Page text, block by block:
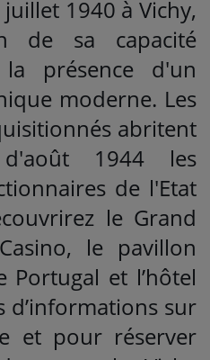
1940 à Vichy,
de sa capacité
présence d'un
moderne. Les
abritent
1944 les
de l'Etat
le Grand
le pavillon
Portugal et l’hôtel
d’informations sur
et pour réserver